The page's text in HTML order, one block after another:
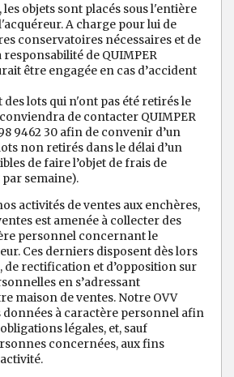
objets sont placés sous l'entière
A charge pour lui de
conservatoires nécessaires et de
de QUIMPER
être engagée en cas d’accident
lots qui n'ont pas été retirés le
de contacter QUIMPER
9462 30 afin de convenir d’un
non retirés dans le délai d’un
de faire l’objet de frais de
semaine).
activités de ventes aux enchères,
est amenée à collecter des
personnel concernant le
Ces derniers disposent dès lors
de rectification et d’opposition sur
en s’adressant
maison de ventes. Notre OVV
à caractère personnel afin
légales, et, sauf
concernées, aux fins